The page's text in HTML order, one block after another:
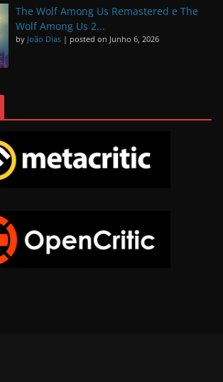
The Wolf Among Us Remastered e The
Wolf Among Us 2...
by João Dias | posted on Junho 6, 2026